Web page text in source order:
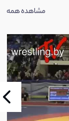
مشاهده همه